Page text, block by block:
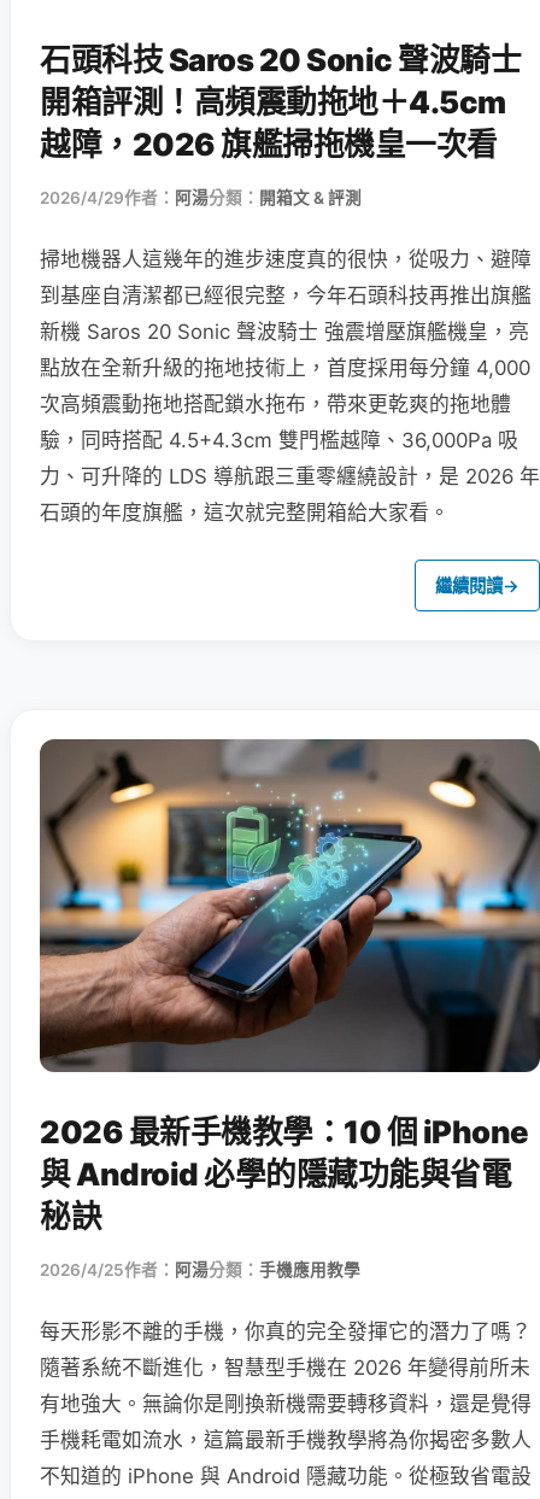
石頭科技 Saros 20 Sonic 聲波騎士
開箱評測！高頻震動拖地＋4.5cm
越障，2026 旗艦掃拖機皇一次看
2026/4/29作者： 阿湯分類： 開箱文 & 評測
掃地機器人這幾年的進步速度真的很快，從吸力、避障
到基座自清潔都已經很完整，今年石頭科技再推出旗艦
新機 Saros 20 Sonic 聲波騎士 強震增壓旗艦機皇，亮
點放在全新升級的拖地技術上，首度採用每分鐘 4,000
次高頻震動拖地搭配鎖水拖布，帶來更乾爽的拖地體
驗，同時搭配 4.5+4.3cm 雙門檻越障、36,000Pa 吸
力、可升降的 LDS 導航跟三重零纏繞設計，是 2026 年
石頭的年度旗艦，這次就完整開箱給大家看。
繼續閱讀→
2026 最新手機教學：10 個 iPhone
與 Android 必學的隱藏功能與省電
秘訣
2026/4/25作者： 阿湯分類： 手機應用教學
每天形影不離的手機，你真的完全發揮它的潛力了嗎？
隨著系統不斷進化，智慧型手機在 2026 年變得前所未
有地強大。無論你是剛換新機需要轉移資料，還是覺得
手機耗電如流水，這篇最新手機教學將為你揭密多數人
不知道的 iPhone 與 Android 隱藏功能。從極致省電設